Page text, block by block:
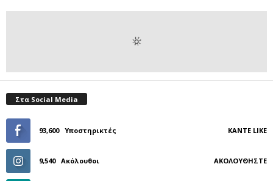
Στα Social Media
93,600 Υποστηρικτές ΚΆΝΤΕ LIKE
9,540 Ακόλουθοι ΑΚΟΛΟΥΘΉΣΤΕ